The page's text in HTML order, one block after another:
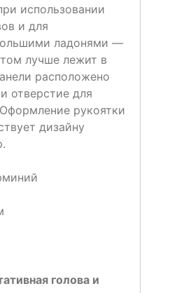
использовании
и для
ладонями —
лучше лежит в
расположено
отверстие для
рукоятки
дизайну
голова и